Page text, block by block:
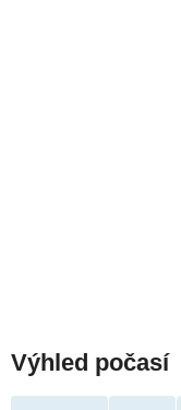
Výhled počasí